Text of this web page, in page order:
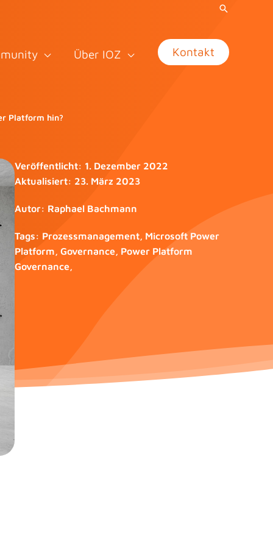
Über IOZ Kontakt
Platform hin?
Veröffentlicht: 1. Dezember 2022
Aktualisiert: 23. März 2023
Autor: Raphael Bachmann
Tags: Prozessmanagement, Microsoft Power
Platform, Governance, Power Platform
Governance,